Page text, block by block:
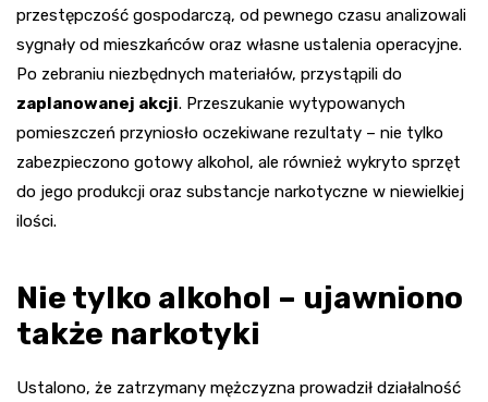
przestępczość gospodarczą, od pewnego czasu analizowali
sygnały od mieszkańców oraz własne ustalenia operacyjne.
Po zebraniu niezbędnych materiałów, przystąpili do
zaplanowanej akcji. Przeszukanie wytypowanych
pomieszczeń przyniosło oczekiwane rezultaty – nie tylko
zabezpieczono gotowy alkohol, ale również wykryto sprzęt
do jego produkcji oraz substancje narkotyczne w niewielkiej
ilości.
Nie tylko alkohol – ujawniono
także narkotyki
Ustalono, że zatrzymany mężczyzna prowadził działalność